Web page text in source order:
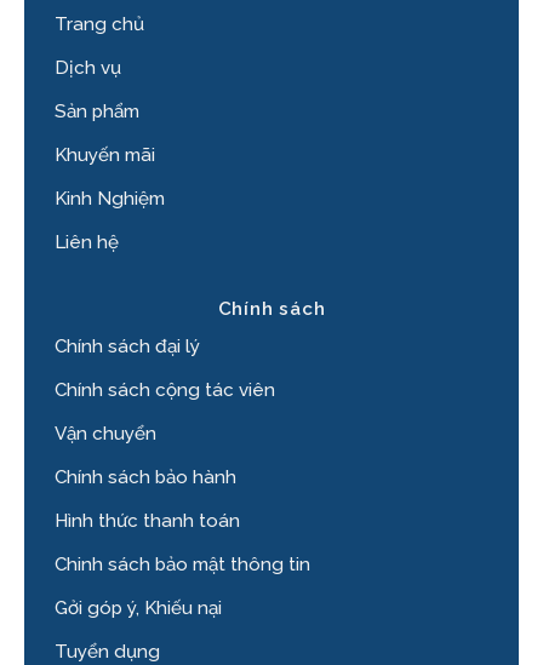
Trang chủ
Dịch vụ
Sản phẩm
Khuyến mãi
Kinh Nghiệm
Liên hệ
Chính sách
Chính sách đại lý
Chính sách cộng tác viên
Vận chuyển
Chính sách bảo hành
Hình thức thanh toán
Chinh sách bảo mật thông tin
Gởi góp ý, Khiếu nại
Tuyển dụng